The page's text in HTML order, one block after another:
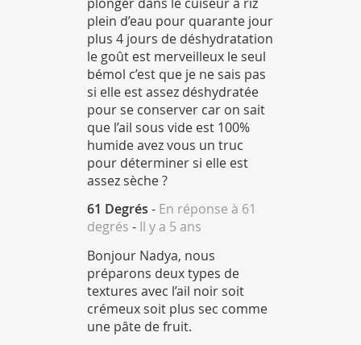
plein d’eau pour quarante jour
plus 4 jours de déshydratation
le goût est merveilleux le seul
bémol c’est que je ne sais pas
si elle est assez déshydratée
pour se conserver car on sait
que l’ail sous vide est 100%
humide avez vous un truc
pour déterminer si elle est
assez sèche ?
61 Degrés - En réponse à 61
degrés - Il y a 5 ans
Bonjour Nadya, nous
préparons deux types de
textures avec l’ail noir soit
crémeux soit plus sec comme
une pâte de fruit.